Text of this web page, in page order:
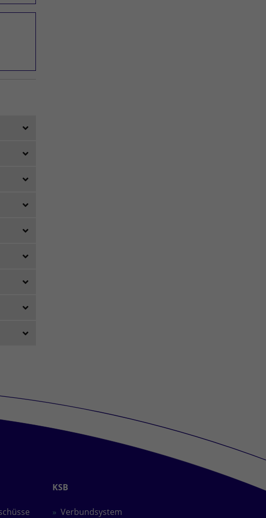
KSB
Verbundsystem